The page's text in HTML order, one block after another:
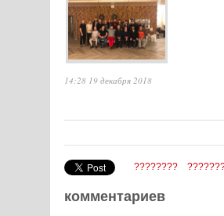
14:28 19 декабря 2018
????????
комментариев